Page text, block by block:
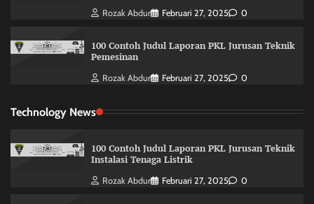
Rozak Abdur Februari 27, 2025 0
100 Contoh Judul Laporan PKL Jurusan Teknik
Pemesinan
Rozak Abdur Februari 27, 2025 0
Technology News
100 Contoh Judul Laporan PKL Jurusan Teknik
Instalasi Tenaga Listrik
Rozak Abdur Februari 27, 2025 0